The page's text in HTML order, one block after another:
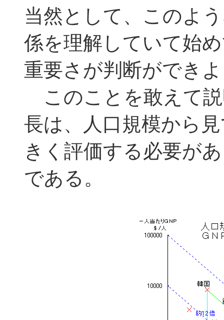
当然として、このよ
係を理解していて始
重要さが判断ができ
このことを敢えて
長は、人口規模から
きく評価する必要が
である。